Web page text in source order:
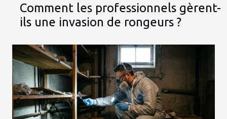
Comment les professionnels gèrent-
ils une invasion de rongeurs ?